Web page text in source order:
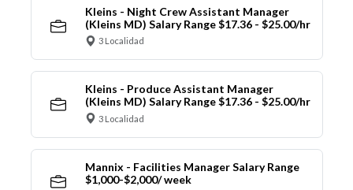
Kleins - Night Crew Assistant Manager
(Kleins MD) Salary Range $17.36 - $25.00/hr
3 Localidad
Kleins - Produce Assistant Manager
(Kleins MD) Salary Range $17.36 - $25.00/hr
3 Localidad
Mannix - Facilities Manager Salary Range
$1,000-$2,000/ week